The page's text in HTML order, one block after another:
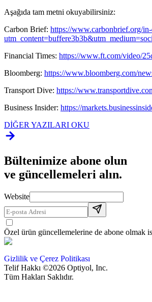
Aşağıda tam metni okuyabilirsiniz:
Carbon Brief: https://www.carbonbrief.org/
Financial Times: https://www.ft.com/video/
Bloomberg: https://www.bloomberg.com/
Transport Dive: https://
Business Insider: https://
DİĞER YAZILARI OKU
Bültenimize abone olun
ve güncellemeleri alın.
Website
Özel ürün güncellemelerine de abone olmak
Gizlilik ve Çerez Politikası
Telif Hakkı ©2026 Optiyol, Inc.
Tüm Hakları Saklıdır.